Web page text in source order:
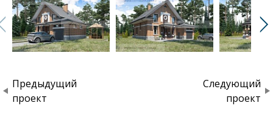
Предыдущий
проект
Следующий
проект